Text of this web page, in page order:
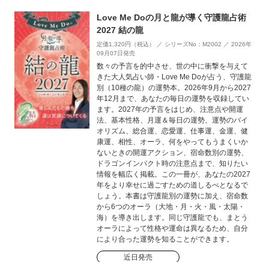
Love Me Doの月と龍が導く守護龍占術
2027 結の龍
定価1,320円（税込） ／ シリーズNo：M2002 ／ 2026年
09月07日発売
数々の予言を的中させ、世の中に衝撃を与えて
きた大人気占い師・Love Me Doが占う、守護龍
別（10種の龍）の運勢本。2026年9月から2027
年12月まで、あなたの毎日の運勢を収録してい
ます。2027年の予言をはじめ、注意点や開運
法、基本性格、月運＆毎日の運勢、運勢のバイ
オリズム、総合運、恋愛運、仕事運、金運、健
康運、相性、オーラ、何をやってもうまくいか
ないときの開運アクション、宿命数別の運勢、
ドラゴンインパクト時の注意点まで、知りたい
情報を幅広く掲載。この一冊が、あなたの2027
年をより幸せに過ごすための道しるべとなるで
しょう。本書は守護龍別の運勢に加え、宿命数
から6つのオーラ（大地・月・火・風・太陽・
海）を導き出します。同じ守護龍でも、まとう
オーラによって性格や運命は異なるため、自分
により合った運勢を知ることができます。
近日発売